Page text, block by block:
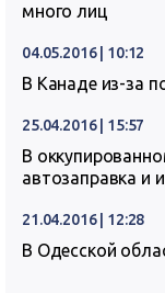
много лиц
04.05.2016 | 10:12
В Канаде из-за
25.04.2016 | 15:57
В
автозаправка и
21.04.2016 | 12:28
В Одесской